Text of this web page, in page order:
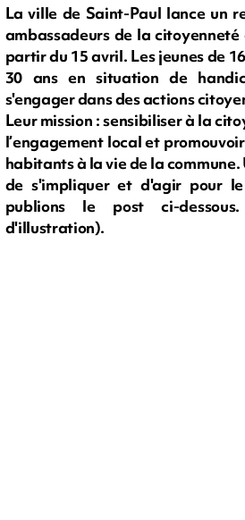
La ville de Saint-Paul lance un
ambassadeurs de la citoyenneté
partir du 15 avril. Les jeunes de
30 ans en situation de
s'engager dans des actions
Leur mission : sensibiliser à la
l’engagement local et
habitants à la vie de la
de s'impliquer et d'agir pour le
publions le post ci-
d'illustration).